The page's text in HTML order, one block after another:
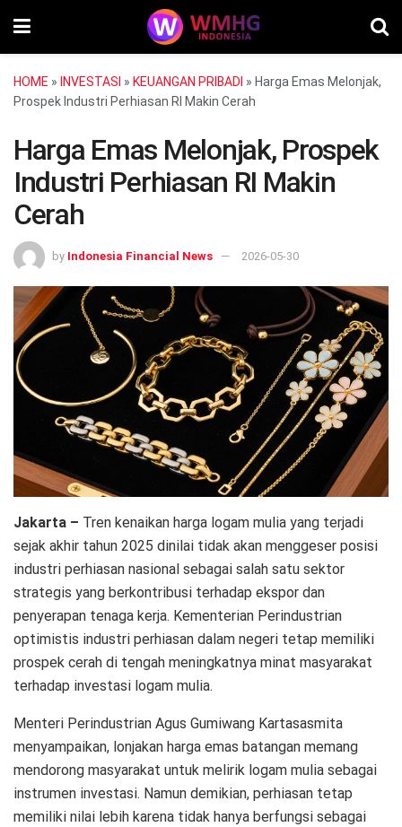
HOME » INVESTASI » KEUANGAN PRIBADI » Harga Emas Melonjak,
Prospek Industri Perhiasan RI Makin Cerah
Harga Emas Melonjak, Prospek
Industri Perhiasan RI Makin
Cerah
by Indonesia Financial News 2026-05-30
Jakarta – Tren kenaikan harga logam mulia yang terjadi
sejak akhir tahun 2025 dinilai tidak akan menggeser posisi
industri perhiasan nasional sebagai salah satu sektor
strategis yang berkontribusi terhadap ekspor dan
penyerapan tenaga kerja. Kementerian Perindustrian
optimistis industri perhiasan dalam negeri tetap memiliki
prospek cerah di tengah meningkatnya minat masyarakat
terhadap investasi logam mulia.
Menteri Perindustrian Agus Gumiwang Kartasasmita
menyampaikan, lonjakan harga emas batangan memang
mendorong masyarakat untuk melirik logam mulia sebagai
instrumen investasi. Namun demikian, perhiasan tetap
memiliki nilai lebih karena tidak hanya berfungsi sebagai